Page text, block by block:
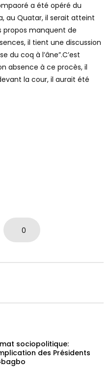
a été opéré du
au Quatar, il serait atteint
propos manquent de
il tient une discussion
du coq à l’âne”.C’est
absence à ce procès, il
la cour, il aurait été
0
sociopolitique:
des Présidents